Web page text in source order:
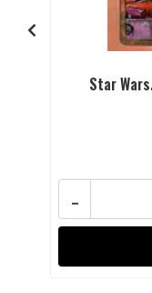
Star
-